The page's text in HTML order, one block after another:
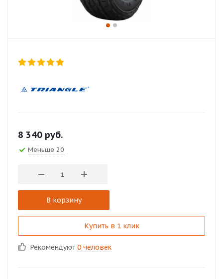
8 340 руб.
Меньше 20
В корзину
Купить в 1 клик
Рекомендуют 0 человек